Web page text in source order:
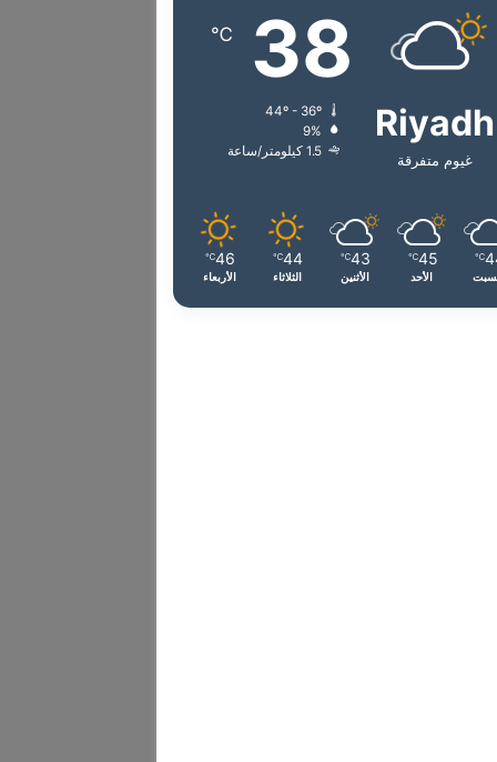
Riyadh
غيوم متفرقة
38
℃
9%
1.5 كيلومتر/ساعة
℃
45
℃
الأحد
43
℃
الأثنين
44
℃
الثلاثاء
46
℃
الأربعاء